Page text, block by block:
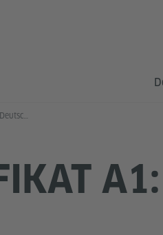
Goethe-Zertifikat A1: Fit in Deutsch 1